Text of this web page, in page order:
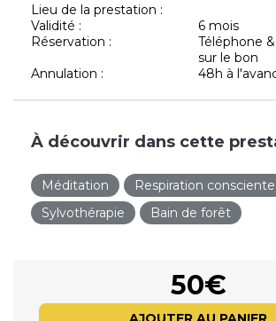
Lieu de la prestation :
Validité :
6 mois
Réservation :
Téléphone
sur le bon
Annulation :
48h à
À découvrir dans cette
Méditation
Respiration consciente
Sylvothérapie
Bain de forêt
50€